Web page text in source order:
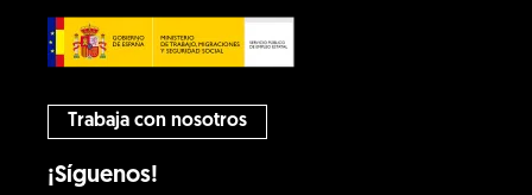
Trabaja con nosotros
¡Síguenos!